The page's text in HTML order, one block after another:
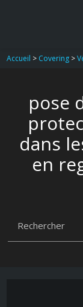
Accueil > Covering >
pose
dans
en
Rechercher